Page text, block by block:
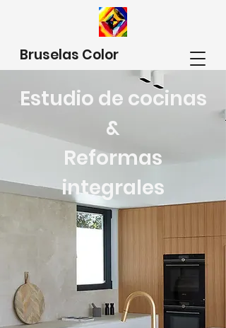
Bruselas Color
Estudio de cocinas
&
Reformas
integrales